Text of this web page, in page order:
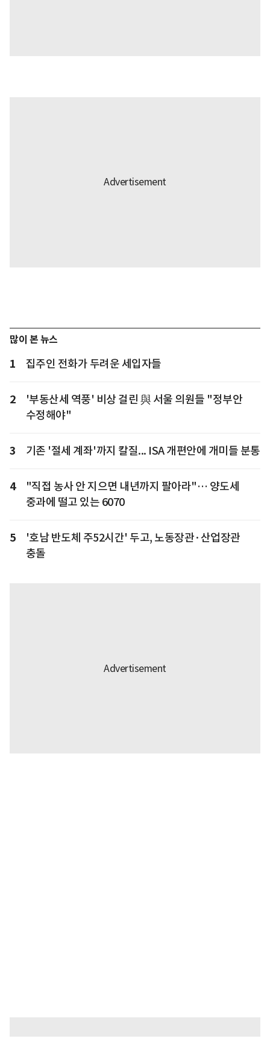
많이 본 뉴스
1 집주인 전화가 두려운 세입자들
2
'부동산세 역풍' 비상 걸린 與 서울 의원들 "정부안
수정해야"
3 기존 '절세 계좌'까지 칼질... ISA 개편안에 개미들 분통
4
"직접 농사 안 지으면 내년까지 팔아라"… 양도세
중과에 떨고 있는 6070
5
'호남 반도체 주52시간' 두고, 노동장관·산업장관
충돌